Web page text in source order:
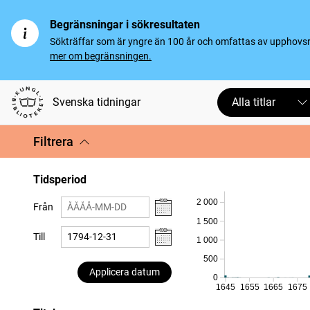
Begränsningar i sökresultaten
Sökträffar som är yngre än 100 år och omfattas av
mer om begränsningen.
Svenska tidningar Alla titlar
Filtrera
Tidsperiod
Från
Till
Applicera datum
0
500
1 000
1 500
2 000
1645 1655 1665 1675